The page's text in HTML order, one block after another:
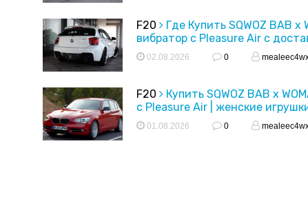
F20
Где Купить SQWOZ BAB x
вибратор с Pleasure Air с
02.08.2026 0
F20
Купить SQWOZ BAB x
с Pleasure Air | женские
01.08.2026 0